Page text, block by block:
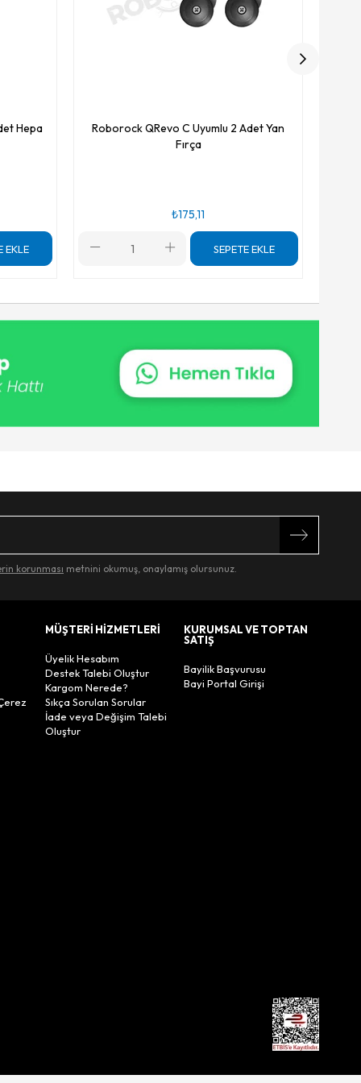
Hepa
EKLE
Roborock QRevo C Uyumlu 2 Adet Yan
Fırça
₺175,11
SEPETE EKLE
korunması metnini okumuş, onaylamış olursunuz.
MÜŞTERİ HİZMETLERİ
Üyelik Hesabım
Destek Talebi Oluştur
Kargom Nerede?
Sıkça Sorulan Sorular
İade veya Değişim Talebi
Oluştur
KURUMSAL VE TOPTAN
SATIŞ
Bayilik Başvurusu
Bayi Portal Girişi